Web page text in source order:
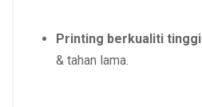
Printing berkualiti tinggi
& tahan lama.